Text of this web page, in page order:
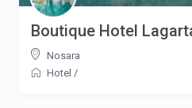
Boutique Hotel
Nosara
Hotel /